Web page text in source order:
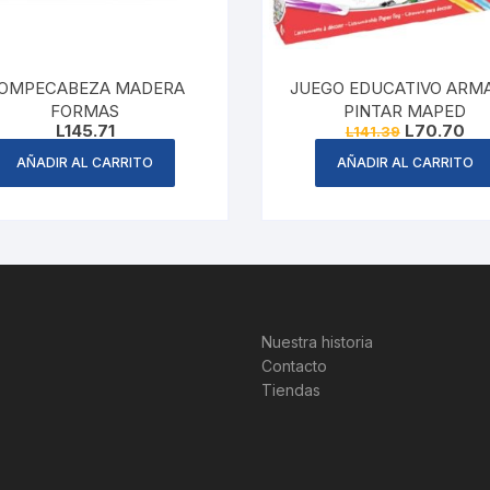
MADERA
FORMAS
L145.71
AÑADIR AL CARRITO
JUEGO EDUCATIVO
PINTAR MAPED
L141.39 Original
price
was:
L70.70
is:
AÑADIR AL CARRITO
Nuestra historia
Contacto
Tiendas